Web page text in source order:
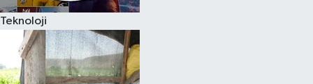
Teknoloji
Kadın
Kim kimdir?
Kültür Sanat